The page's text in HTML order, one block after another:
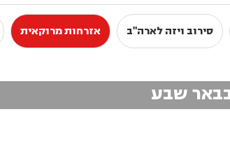
סירוב ויזה לארה"ב אזרחות מרוקאית
בבאר שבע